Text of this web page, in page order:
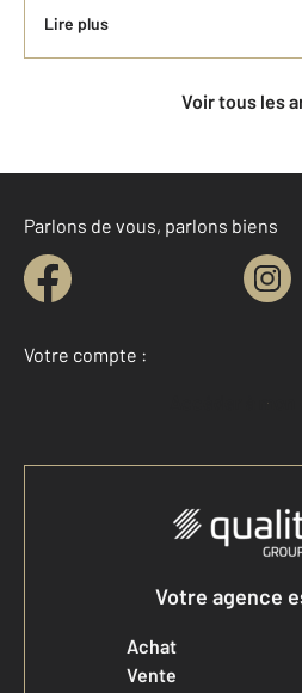
Lire plus
Voir tous les
Parlons de vous, parlons biens
Votre compte :
Accéder à
Votre agence
Achat
Vente